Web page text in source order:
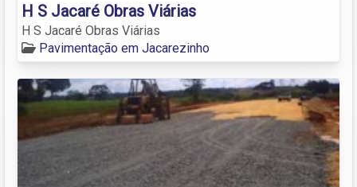
H S Jacaré Obras Viárias
H S Jacaré Obras Viárias
Pavimentação em Jacarezinho